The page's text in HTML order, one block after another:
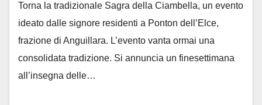
Torna la tradizionale Sagra della Ciambella, un evento
ideato dalle signore residenti a Ponton dell’Elce,
frazione di Anguillara. L’evento vanta ormai una
consolidata tradizione. Si annuncia un finesettimana
all’insegna delle…